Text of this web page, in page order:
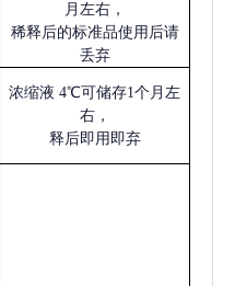
月左右，
稀释后的标准品使用后请
丢弃
浓缩液 4℃可储存1个月左
右，
释后即用即弃